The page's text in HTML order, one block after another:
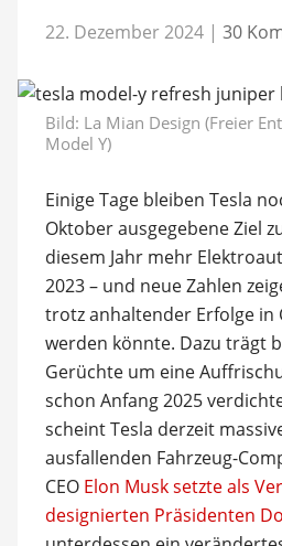
22. Dezember 2024 | 30
Bild: La Mian Design (Freier
Model Y)
Einige Tage bleiben Tesla
Oktober ausgegebene Ziel
diesem Jahr mehr
2023 – und neue Zahlen
trotz anhaltender Erfolge in
werden könnte. Dazu trägt
Gerüchte um eine
schon Anfang 2025
scheint Tesla derzeit
ausfallenden Fahrzeug-
CEO Elon Musk setzte als
designierten Präsidenten